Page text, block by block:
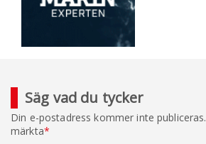
Säg vad du tycker
Din e-postadress kommer inte publiceras.
märkta*